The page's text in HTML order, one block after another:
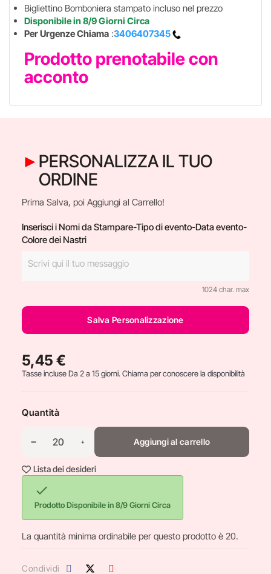
Bigliettino Bomboniera stampato incluso nel prezzo
Disponibile in 8/9 Giorni Circa
Per Urgenze Chiama :3406407345
Prodotto prenotabile con
acconto
PERSONALIZZA IL TUO
ORDINE
Prima Salva, poi Aggiungi al Carrello!
Inserisci i Nomi da Stampare-Tipo di evento-Data evento-
Colore dei Nastri
1024 char. max
Salva Personalizzazione
5,45 €
Tasse incluseDa 2 a 15 giorni. Chiama per conoscere la disponibilità
Quantità
Aggiungi al carrello
Lista dei desideri

Prodotto Disponibile in 8/9 Giorni Circa
La quantità minima ordinabile per questo prodotto è 20.
Condividi